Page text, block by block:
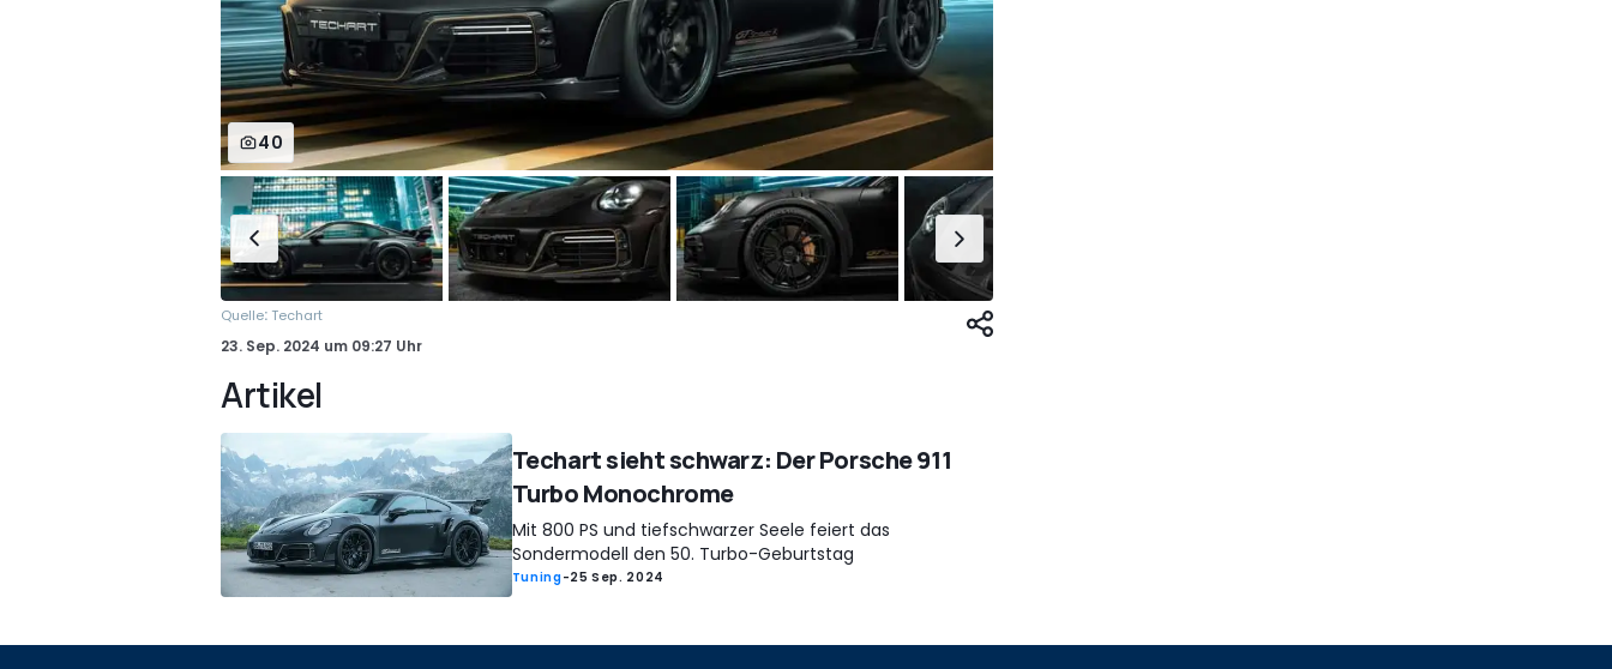
40
Quelle: Techart
23. Sep. 2024 um 09:27 Uhr
Artikel
Techart sieht schwarz: Der Porsche 911
Turbo Monochrome
Mit 800 PS und tiefschwarzer Seele feiert das
Sondermodell den 50. Turbo-Geburtstag
Tuning-25 Sep. 2024